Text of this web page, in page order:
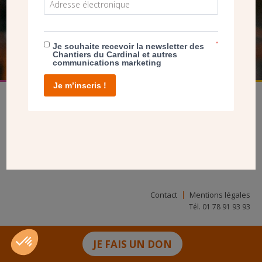
JE FAIS UN DON
FAIRE UN DON
Contact Mentions légales
Tél. 01 78 91 93 93
Je souhaite recevoir la newsletter des
Chantiers du Cardinal et autres
communications marketing
*
Je m’inscris !